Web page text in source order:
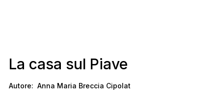
La casa sul Piave
Autore: Anna Maria Breccia Cipolat